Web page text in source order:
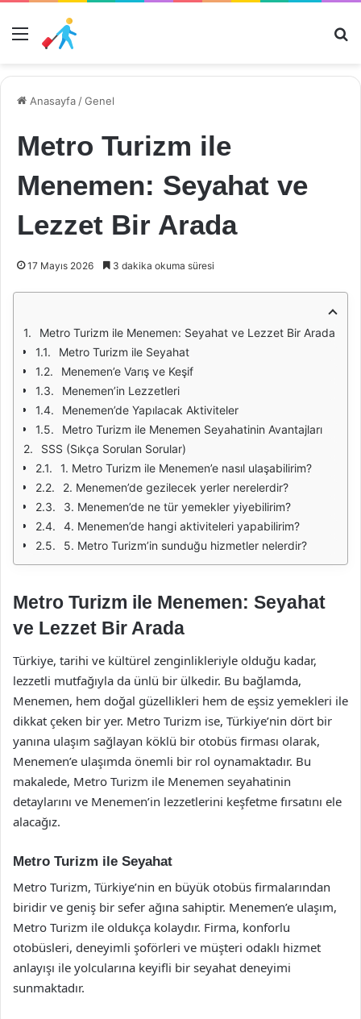
Menü
Anasayfa /Genel
Metro Turizm ile
Menemen: Seyahat ve
Lezzet Bir Arada
17 Mayıs 2026 3 dakika okuma süresi
Metro Turizm ile Menemen: Seyahat ve Lezzet Bir Arada
Metro Turizm ile Seyahat
Menemen’e Varış ve Keşif
Menemen’in Lezzetleri
Menemen’de Yapılacak Aktiviteler
Metro Turizm ile Menemen Seyahatinin Avantajları
SSS (Sıkça Sorulan Sorular)
1. Metro Turizm ile Menemen’e nasıl ulaşabilirim?
2. Menemen’de gezilecek yerler nerelerdir?
3. Menemen’de ne tür yemekler yiyebilirim?
4. Menemen’de hangi aktiviteleri yapabilirim?
5. Metro Turizm’in sunduğu hizmetler nelerdir?
Metro Turizm ile Menemen: Seyahat
ve Lezzet Bir Arada
Türkiye, tarihi ve kültürel zenginlikleriyle olduğu kadar,
lezzetli mutfağıyla da ünlü bir ülkedir. Bu bağlamda,
Menemen, hem doğal güzellikleri hem de eşsiz yemekleri ile
dikkat çeken bir yer. Metro Turizm ise, Türkiye’nin dört bir
yanına ulaşım sağlayan köklü bir otobüs firması olarak,
Menemen’e ulaşımda önemli bir rol oynamaktadır. Bu
makalede, Metro Turizm ile Menemen seyahatinin
detaylarını ve Menemen’in lezzetlerini keşfetme fırsatını ele
alacağız.
Metro Turizm ile Seyahat
Metro Turizm, Türkiye’nin en büyük otobüs firmalarından
biridir ve geniş bir sefer ağına sahiptir. Menemen’e ulaşım,
Metro Turizm ile oldukça kolaydır. Firma, konforlu
otobüsleri, deneyimli şoförleri ve müşteri odaklı hizmet
anlayışı ile yolcularına keyifli bir seyahat deneyimi
sunmaktadır.